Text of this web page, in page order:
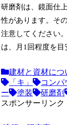
研磨剤は、鏡面仕
性があります。そ
注意してください
は、月1回程度を目
建材と資材につ
「キ」
コンパ
ー
塗装 研磨剤
スポンサーリンク